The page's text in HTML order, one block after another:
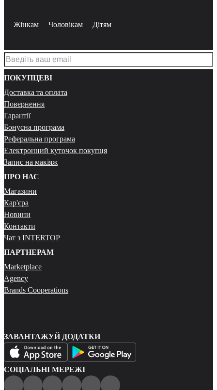
Жінкам Чоловікам Дітям
ПОКУПЦЕВІ
Доставка та оплата
Повернення
Гарантії
Бонусна програма
Реферальна програма
Електронний куточок покупця
Запис на макіяж
ПРО НАС
Магазини
Кар'єра
Новини
Контакти
Чат з INTERTOP
ПАРТНЕРАМ
Marketplace
Agency
Brands Cooperations
ЗАВАНТАЖУЙ ДОДАТКИ
СОЦІАЛЬНІ МЕРЕЖІ